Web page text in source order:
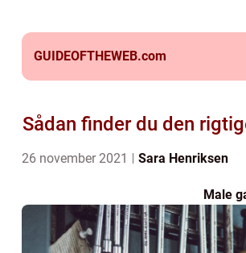
GUIDEOFTHEWEB.com
Sådan finder du den
26 november 2021 Sara Henriksen
Male